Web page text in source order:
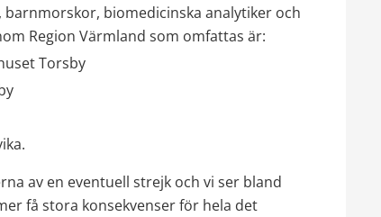
biomedicinska analytiker och
Region Värmland som omfattas är:
Torsby
av en eventuell strejk och vi ser bland
få stora konsekvenser för hela det